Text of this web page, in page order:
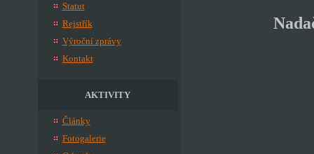
Statut
Rejstřík
Výroční zprávy
Kontakt
AKTIVITY
Články
Fotogalerie